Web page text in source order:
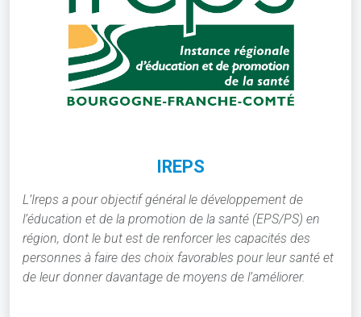
IREPS
L’Ireps a pour objectif général le développement de
l’éducation et de la promotion de la santé (EPS/PS) en
région, dont le but est de renforcer les capacités des
personnes à faire des choix favorables pour leur santé et
de leur donner davantage de moyens de l’améliorer.